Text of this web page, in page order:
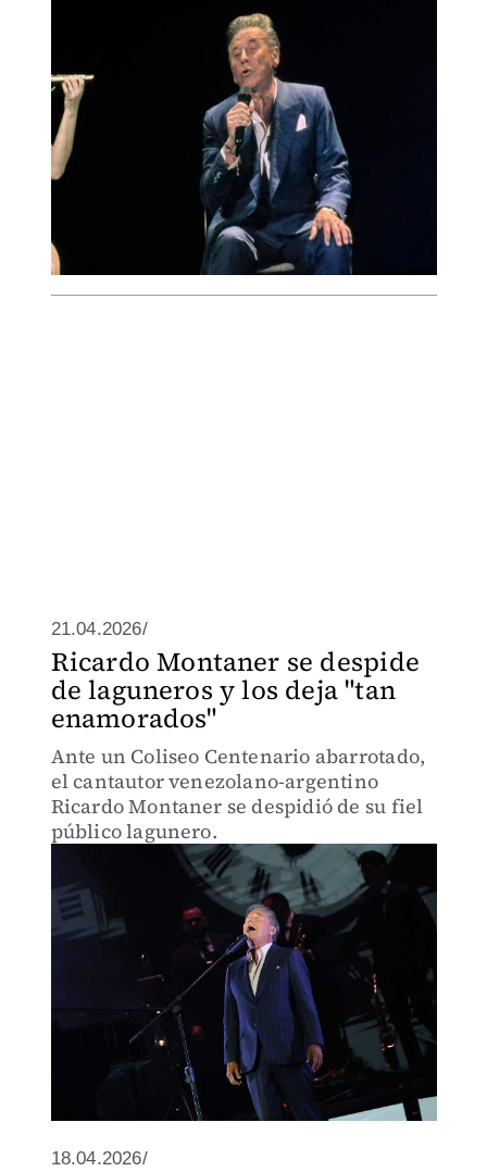
21.04.2026/
Ricardo Montaner se despide
de laguneros y los deja "tan
enamorados"
Ante un Coliseo Centenario abarrotado,
el cantautor venezolano-argentino
Ricardo Montaner se despidió de su fiel
público lagunero.
18.04.2026/